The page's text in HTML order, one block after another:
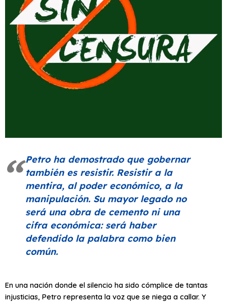
Petro ha demostrado que gobernar
también es resistir. Resistir a la
mentira, al poder económico, a la
manipulación. Su mayor legado no
será una obra de cemento ni una
cifra económica: será haber
defendido la palabra como bien
común.
En una nación donde el silencio ha sido cómplice de tantas
injusticias, Petro representa la voz que se niega a callar. Y